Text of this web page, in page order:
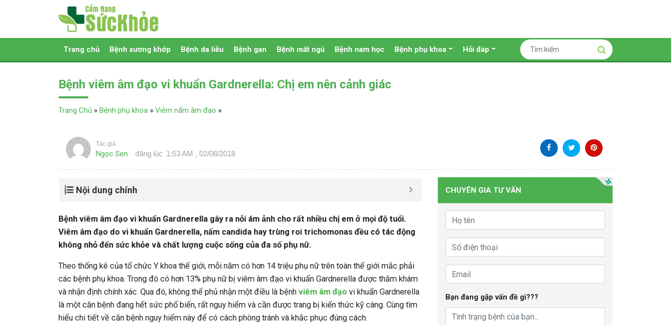
Trang chủ Bệnh xương khớp Bệnh da liễu Bệnh gan Bệnh mất ngủ Bệnh nam học Bệnh phụ khoa Hỏi đáp
Bệnh viêm âm đạo vi khuẩn Gardnerella: Chị em nên cảnh giác
Trang Chủ » Bệnh phụ khoa » Viêm nấm âm đạo »
Tác giả
Ngọc Sen đăng lúc 1:53 AM , 02/08/2018
Nội dung chính
Bệnh viêm âm đạo vi khuẩn Gardnerella gây ra nỗi ám ảnh cho rất nhiều chị em ở mọi độ tuổi.
Viêm âm đạo do vi khuẩn Gardnerella, nấm candida hay trùng roi trichomonas đều có tác động
không nhỏ đến sức khỏe và chất lượng cuộc sống của đa số phụ nữ.
Theo thống kê của tổ chức Y khoa thế giới, mỗi năm có hơn 14 triệu phụ nữ trên toàn thế giới mắc phải
các bệnh phụ khoa. Trong đó có hơn 13% phụ nữ bị viêm âm đạo vi khuẩn Gardnerella được thăm khám
và nhận định chính xác. Qua đó, không thể phủ nhận một điều là bệnh viêm âm đạo vi khuẩn Gardnerella
là một căn bệnh đang hết sức phổ biến, rất nguy hiểm và cần được trang bị kiến thức kỹ càng. Cùng tìm
hiểu chi tiết về căn bệnh nguy hiểm này để có cách phòng tránh và khắc phục đúng cách.
CHUYÊN GIA TƯ VẤN
Bạn đang gặp vấn đề gì???